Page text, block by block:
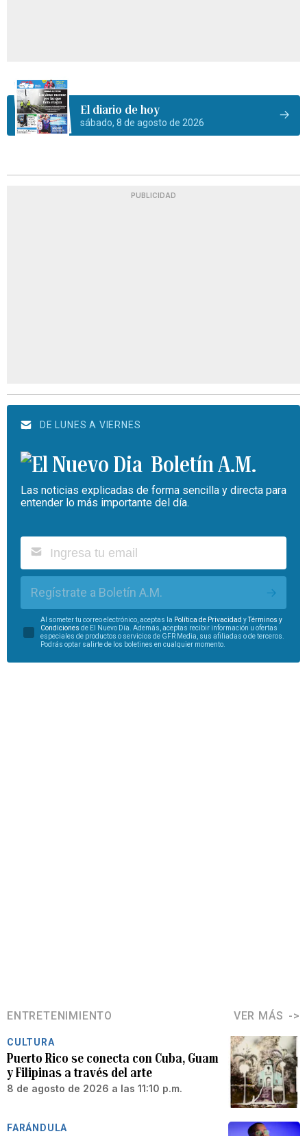
El diario de hoy
sábado, 8 de agosto de 2026
PUBLICIDAD
DE LUNES A VIERNES
Boletín A.M.
Las noticias explicadas de forma sencilla y directa para
entender lo más importante del día.
Regístrate a Boletín A.M.
Al someter tu correo electrónico, aceptas la Política de Privacidad yTérminos y
Condiciones de El Nuevo Día. Además, aceptas recibir información u ofertas
especiales de productos o servicios de GFR Media, sus afiliadas o de terceros.
Podrás optar salirte de los boletines en cualquier momento.
ENTRETENIMIENTO VER MÁS
CULTURA
Puerto Rico se conecta con Cuba, Guam
y Filipinas a través del arte
8 de agosto de 2026 a las 11:10 p.m.
FARÁNDULA